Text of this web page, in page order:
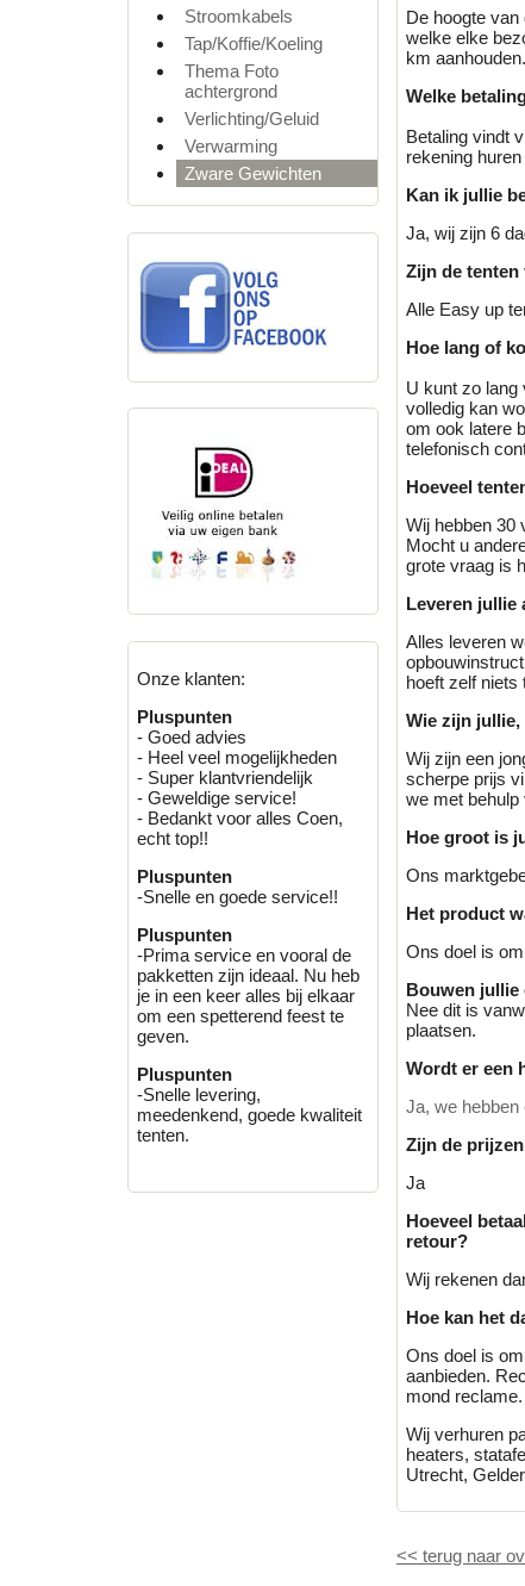
Stroomkabels
Tap/Koffie/Koeling
Thema Foto
achtergrond
Verlichting/Geluid
Verwarming
Zware Gewichten
Onze klanten:
Pluspunten
- Goed advies
- Heel veel mogelijkheden
- Super klantvriendelijk
- Geweldige service!
- Bedankt voor alles Coen,
echt top!!
Pluspunten
-Snelle en goede service!!
Pluspunten
-Prima service en vooral de
pakketten zijn ideaal. Nu heb
je in een keer alles bij elkaar
om een spetterend feest te
geven.
Pluspunten
-Snelle levering,
meedenkend, goede kwaliteit
tenten.
De hoogte
welke elke
km aanhouden.
Welke
Betaling vindt
rekening
Kan ik jullie
Ja, wij zijn 6
Zijn de
Alle Easy up
Hoe lang of
U kunt zo lang
volledig kan
om ook latere
telefonisch
Hoeveel
Wij hebben 30
Mocht u
grote vraag is
Leveren jullie
Alles leveren
hoeft zelf niets
Wie zijn
Wij zijn een
scherpe prijs
we met behulp
Hoe groot is
Ons
Het product
Ons doel is
Bouwen jullie
Nee dit is
plaatsen.
Wordt er een
Ja, we hebben
Zijn de
Ja
Hoeveel
retour?
Wij rekenen
Hoe kan het
Ons doel is
aanbieden.
mond reclame.
Wij verhuren
heaters,
Utrecht,
<< terug naar